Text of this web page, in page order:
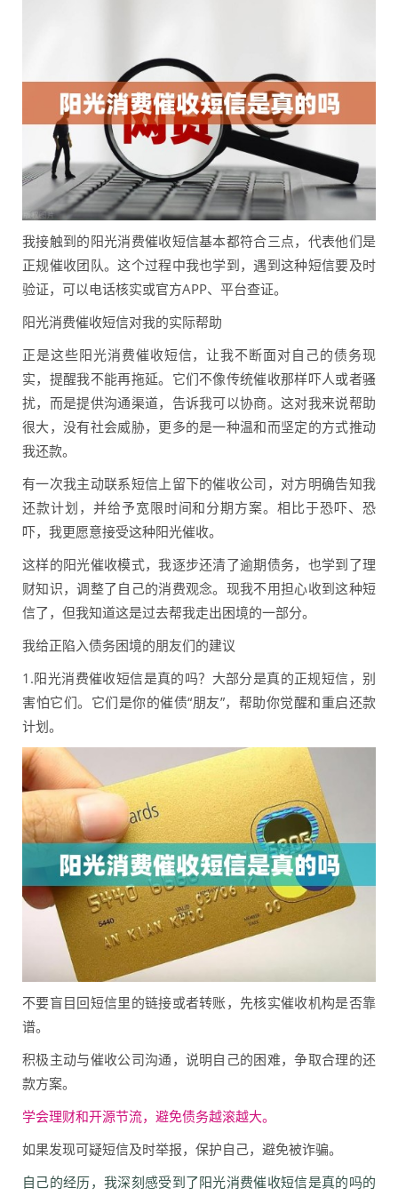
我接触到的阳光消费催收短信基本都符合三点，代表他们是
正规催收团队。这个过程中我也学到，遇到这种短信要及时
验证，可以电话核实或官方APP、平台查证。
阳光消费催收短信对我的实际帮助
正是这些阳光消费催收短信，让我不断面对自己的债务现
实，提醒我不能再拖延。它们不像传统催收那样吓人或者骚
扰，而是提供沟通渠道，告诉我可以协商。这对我来说帮助
很大，没有社会威胁，更多的是一种温和而坚定的方式推动
我还款。
有一次我主动联系短信上留下的催收公司，对方明确告知我
还款计划，并给予宽限时间和分期方案。相比于恐吓、恐
吓，我更愿意接受这种阳光催收。
这样的阳光催收模式，我逐步还清了逾期债务，也学到了理
财知识，调整了自己的消费观念。现我不用担心收到这种短
信了，但我知道这是过去帮我走出困境的一部分。
我给正陷入债务困境的朋友们的建议
1.阳光消费催收短信是真的吗？大部分是真的正规短信，别
害怕它们。它们是你的催债“朋友”，帮助你觉醒和重启还款
计划。
不要盲目回短信里的链接或者转账，先核实催收机构是否靠
谱。
积极主动与催收公司沟通，说明自己的困难，争取合理的还
款方案。
学会理财和开源节流，避免债务越滚越大。
如果发现可疑短信及时举报，保护自己，避免被诈骗。
自己的经历，我深刻感受到了阳光消费催收短信是真的吗的